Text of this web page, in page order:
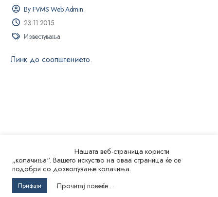
By FVMS Web Admin
23.11.2015
Известувања
Линк до соопштението.
© 2026.Универзитет „Св. Кирил и Методиј“ во Скопје
Факултет за ветеринарна медицина – Скопје
Нашата веб-страница користи
„колачиња“. Вашето искуство на оваа страница ќе се
подобри со дозволување колачиња.
Прифати Прочитај повеќе...